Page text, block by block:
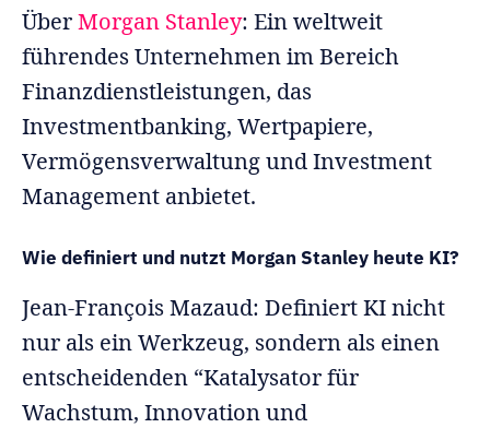
ÜberMorgan Stanley: Ein weltweit
führendes Unternehmen im Bereich
Finanzdienstleistungen, das
Investmentbanking, Wertpapiere,
Vermögensverwaltung und Investment
Management anbietet.
Wie definiert und nutzt Morgan Stanley heute KI?
Jean-François Mazaud: Definiert KI nicht
nur als ein Werkzeug, sondern als einen
entscheidenden “Katalysator für
Wachstum, Innovation und